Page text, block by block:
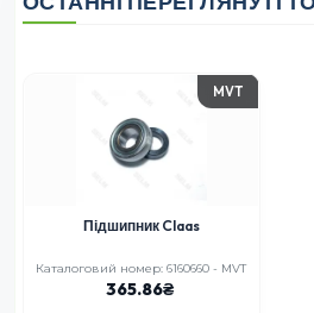
MVT
Підшипник Claas
Каталоговий номер: 6160660 - MVT
365.86